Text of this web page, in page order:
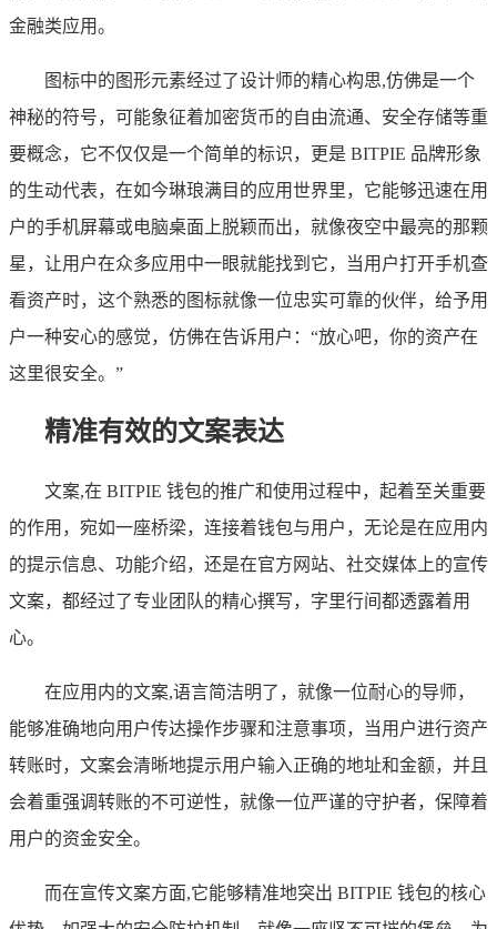
金融类应用。
图标中的图形元素经过了设计师的精心构思,仿佛是一个
神秘的符号，可能象征着加密货币的自由流通、安全存储等重
要概念，它不仅仅是一个简单的标识，更是 BITPIE 品牌形象
的生动代表，在如今琳琅满目的应用世界里，它能够迅速在用
户的手机屏幕或电脑桌面上脱颖而出，就像夜空中最亮的那颗
星，让用户在众多应用中一眼就能找到它，当用户打开手机查
看资产时，这个熟悉的图标就像一位忠实可靠的伙伴，给予用
户一种安心的感觉，仿佛在告诉用户：“放心吧，你的资产在
这里很安全。”
精准有效的文案表达
文案,在 BITPIE 钱包的推广和使用过程中，起着至关重要
的作用，宛如一座桥梁，连接着钱包与用户，无论是在应用内
的提示信息、功能介绍，还是在官方网站、社交媒体上的宣传
文案，都经过了专业团队的精心撰写，字里行间都透露着用
心。
在应用内的文案,语言简洁明了，就像一位耐心的导师，
能够准确地向用户传达操作步骤和注意事项，当用户进行资产
转账时，文案会清晰地提示用户输入正确的地址和金额，并且
会着重强调转账的不可逆性，就像一位严谨的守护者，保障着
用户的资金安全。
而在宣传文案方面,它能够精准地突出 BITPIE 钱包的核心